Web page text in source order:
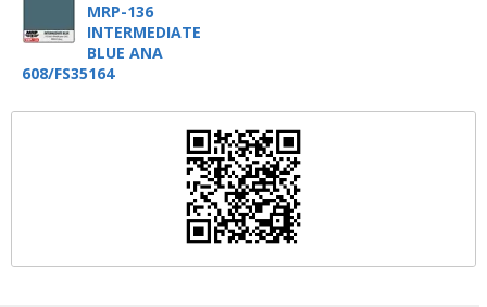
MRP-136
INTERMEDIATE
BLUE ANA
608/FS35164